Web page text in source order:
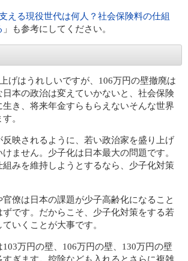
える現役世代は何人？社会保険料の仕組
」も参考にしてください。
げはうれしいですが、106万円の壁撤廃は
本の政治は変えていかないと、社会保険
き、将来年金すらもらえないそんな世界
。
反映されるように、若い政治家を盛り上げ
ません。少子化は日本最大の問題です。
みを維持しようとするなら、少子化対策
僚は日本の課題が少子高齢化になること
ずです。だからこそ、少子化対策をする若
いくことが大事です。
万円の壁、106万円の壁、130万円の壁